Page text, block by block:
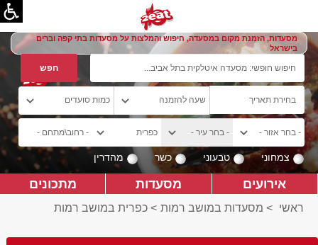
מסעדות, הזמנת מקום במסעדה, חיפוש והמלצות על מסעדות בתי קפה וברים
בישראל
צמחוני טבעוני כשר מהדרין
אירועים מסעדות מתכונים
ראשי > מסעדות במושב רמות > כפרית במושב רמות